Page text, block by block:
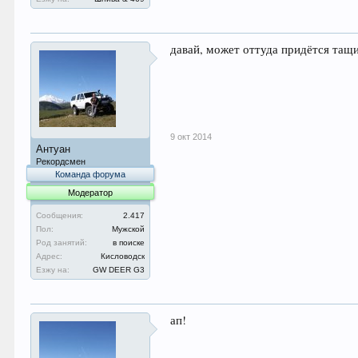
Антуан
Рекордсмен
Команда форума
Модератор
Сообщения:
2.417
Пол:
Мужской
Род занятий:
в поиске
Адрес:
Кисловодск
Езжу на:
GW DEER G3
давай, может оттуда придётся
9 окт 2014
ап!